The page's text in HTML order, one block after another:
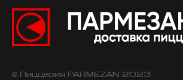
© Пиццерия PARMEZAN 2023